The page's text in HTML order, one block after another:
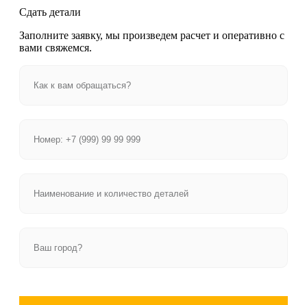
Сдать детали
Заполните заявку, мы произведем расчет и оперативно с
вами свяжемся.